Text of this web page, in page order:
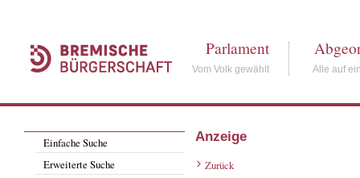
Parlament
Vom Volk gewählt Alle auf
Einfache Suche
Erweiterte Suche
Anzeige
Zurück